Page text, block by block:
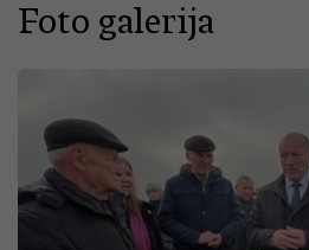
Foto galerija